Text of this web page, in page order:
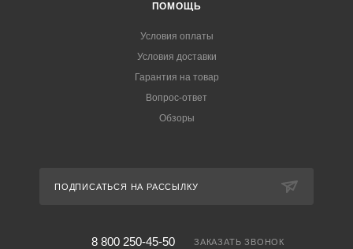
ПОМОЩЬ
Условия оплаты
Условия доставки
Гарантия на товар
Вопрос-ответ
Обзоры
ПОДПИСАТЬСЯ НА РАССЫЛКУ
8 800 250-45-50 ЗАКАЗАТЬ ЗВОНОК